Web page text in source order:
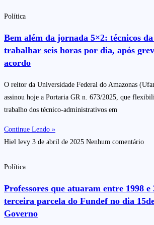
Política
Bem além da jornada 5×2: técnicos
trabalhar seis horas por dia, após
acordo
O reitor da Universidade Federal do Amazonas
assinou hoje a Portaria GR n. 673/2025, que
trabalho dos técnico-administrativos em
Continue Lendo »
Hiel levy 3 de abril de 2025 Nenhum comentário
Política
Professores que atuaram entre 1998 e
terceira parcela do Fundef no dia
Governo